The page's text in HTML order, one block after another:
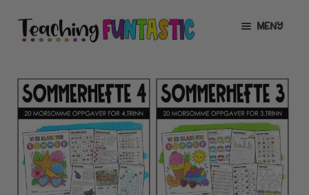
Hopp
til
Hopp
til
MENY
UNDERMENY
MIN KONTO
GRATIS
UTVID
UNDERMENY
BUTIKK
UTVID
UNDERMENY